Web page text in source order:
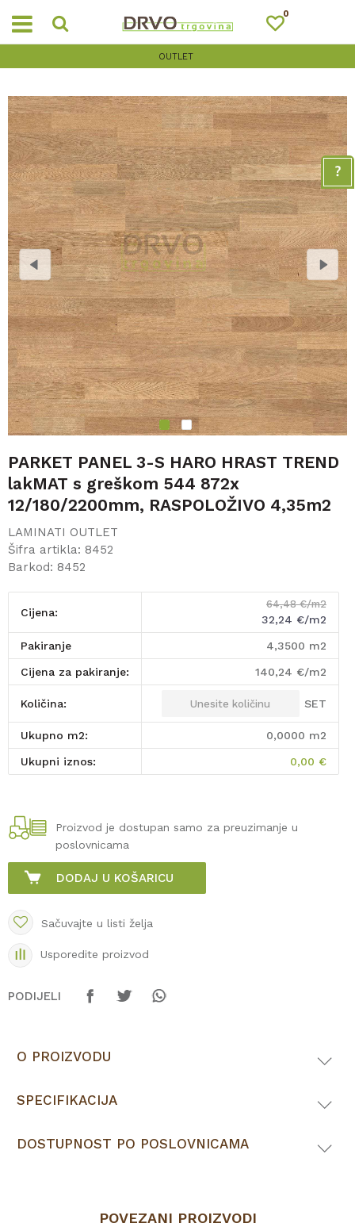
0
OUTLET
1 2
PARKET PANEL 3-S HARO HRAST TREND
lakMAT s greškom 544 872x
12/180/2200mm, RASPOLOŽIVO 4,35m2
LAMINATI OUTLET
Šifra artikla: 8452
Barkod: 8452
Cijena:
64,48 €/m2
32,24 €/m2
pakiranje 4,3500 m2
Cijena za pakiranje: 140,24 €/m2
Količina: SET
Ukupno m2: 0,0000 m2
Ukupni iznos: 0,00 €
Proizvod je dostupan samo za preuzimanje u
poslovnicama
DODAJ U KOŠARICU
Sačuvajte u listi želja
Usporedite proizvod
PODIJELI
O PROIZVODU
SPECIFIKACIJA
DOSTUPNOST PO POSLOVNICAMA
POVEZANI PROIZVODI